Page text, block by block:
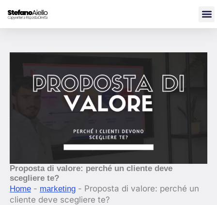
contenuto
Proposta di valore: perché un cliente deve
scegliere te?
Home - marketing - Proposta di valore: perché un
cliente deve scegliere te?